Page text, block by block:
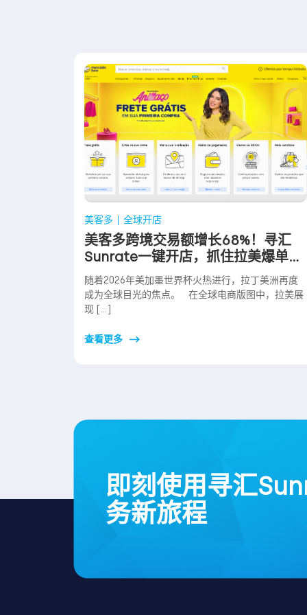
美客多 全球开店
美客多跨境交易额增长68%！寻汇
Sunrate一键开店，抓住拉美爆单红
利
随着2026年美加墨世界杯火热进行，拉丁美洲再度
成为全球目光的焦点。 在全球电商版图中，拉美展
现 […]
查看更多
即刻使用寻汇
务新旅程